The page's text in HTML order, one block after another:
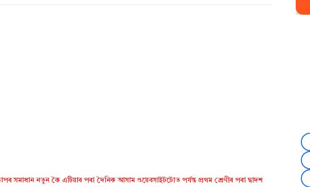
সমাধান নতুন কৈ এটিয়াৰ পৰা দৈনিক আসাম ওয়েবসাইটটোত পৰ্যন্ত প্ৰথম শ্ৰেণীৰ পৰা দ্বাদশ